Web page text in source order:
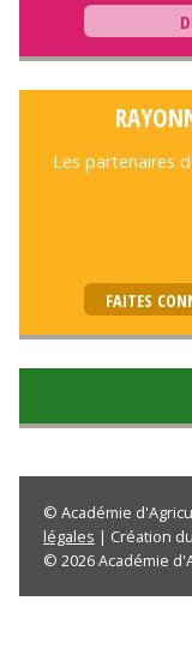
Les partenaires
FAITES
© Académie
légales | Création
© 2026 Académie